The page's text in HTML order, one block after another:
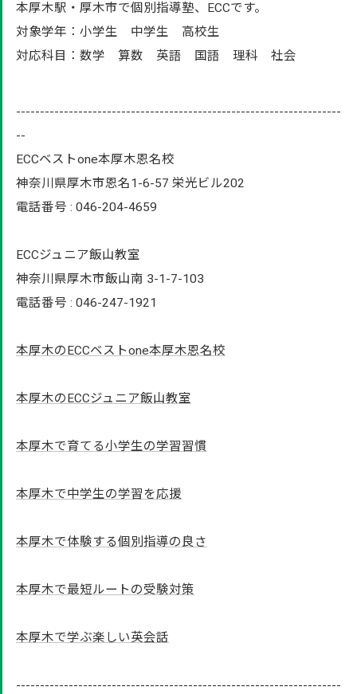
本厚木駅・厚木市で個別指導塾、ECCです。
対象学年：小学生 中学生 高校生
対応科目：数学 算数 英語 国語 理科 社会
--------------------------------------------------------------------
--
ECCベストone本厚木恩名校
神奈川県厚木市恩名1-6-57 栄光ビル202
電話番号 : 046-204-4659
ECCジュニア飯山教室
神奈川県厚木市飯山南 3-1-7-103
電話番号 : 046-247-1921
本厚木のECCベストone本厚木恩名校
本厚木のECCジュニア飯山教室
本厚木で育てる小学生の学習習慣
本厚木で中学生の学習を応援
本厚木で体験する個別指導の良さ
本厚木で最短ルートの受験対策
本厚木で学ぶ楽しい英会話
--------------------------------------------------------------------